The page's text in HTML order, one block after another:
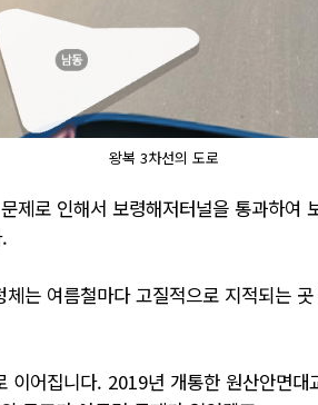
왕복 3차선의 도로
제로 인해서 보령해저터널을 통과하여
는 여름철마다 고질적으로 지적되는
이어집니다. 2019년 개통한 원산안면